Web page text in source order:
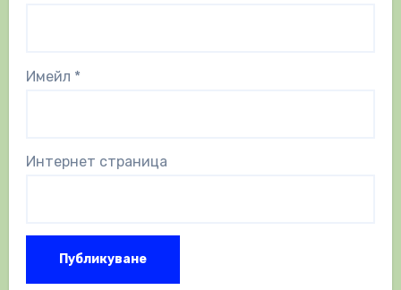
Имейл *
Интернет страница